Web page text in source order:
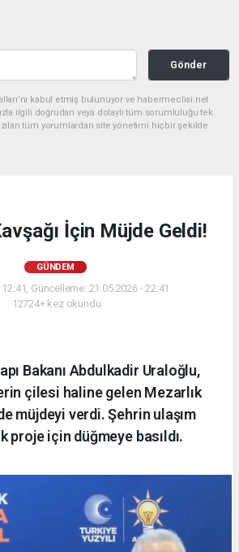
Gönder
kabul etmiş bulunuyor ve habermeclisi.net
ilgili doğrudan veya dolaylı tüm sorumluluğu tek
tüm yorumlardan site yönetimi hiçbir şekilde
İçin Müjde Geldi!
GÜNDEM
Güncelleme: 21.05.2026 - 22:41
12724+ kez okundu.
Bakanı Abdulkadir Uraloğlu,
çilesi haline gelen Mezarlık
müjdeyi verdi. Şehrin ulaşım
proje için düğmeye basıldı.